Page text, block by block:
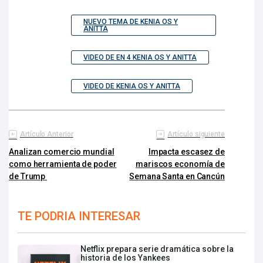
NUEVO TEMA DE KENIA OS Y
ANITTA
VIDEO DE EN 4 KENIA OS Y ANITTA
VIDEO DE KENIA OS Y ANITTA
Artículo Anterior
Analizan comercio mundial
como herramienta de poder
de Trump
Artículo siguiente
Impacta escasez de
mariscos economía de
Semana Santa en Cancún
TE PODRIA INTERESAR
Netflix prepara serie dramática sobre la
historia de los Yankees